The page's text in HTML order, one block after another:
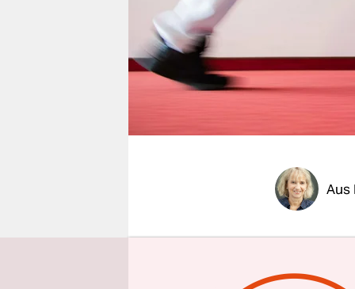
shop
fragen & hilfe
unterstützen
genossenschaft
Aus
Die Frau
aber auch